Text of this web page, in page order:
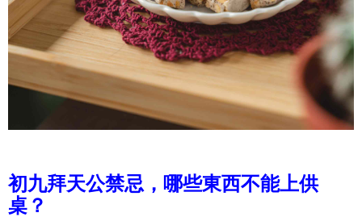
初九拜天公禁忌，哪些東西不能上供
桌？